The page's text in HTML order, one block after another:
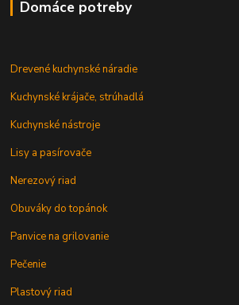
Domáce potreby
Drevené kuchynské náradie
Kuchynské krájače, strúhadlá
Kuchynské nástroje
Lisy a pasírovače
Nerezový riad
Obuváky do topánok
Panvice na grilovanie
Pečenie
Plastový riad